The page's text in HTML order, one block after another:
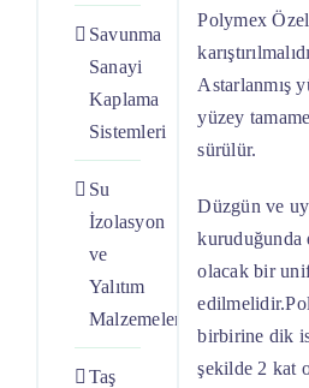
Savunma
Sanayi
Kaplama
Sistemleri
Su
İzolasyon
ve
Yalıtım
Malzemeleri
Taş
Polymex
Astarlanmış
yüzey
sürülür.
Düzgün ve
kuruduğunda
olacak bir
birbirine dik
şekilde 2 kat